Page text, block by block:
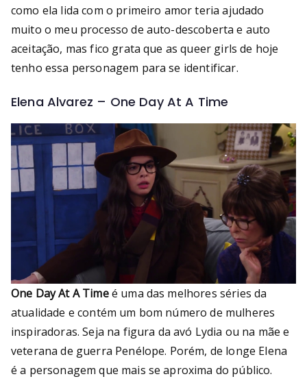
como ela lida com o primeiro amor teria ajudado
muito o meu processo de auto-descoberta e auto
aceitação, mas fico grata que as queer girls de hoje
tenho essa personagem para se identificar.
Elena Alvarez – One Day At A Time
One Day At A Timeé uma das melhores séries da
atualidade e contém um bom número de mulheres
inspiradoras. Seja na figura da avó Lydia ou na mãe e
veterana de guerra Penélope. Porém, de longe Elena
é a personagem que mais se aproxima do público.